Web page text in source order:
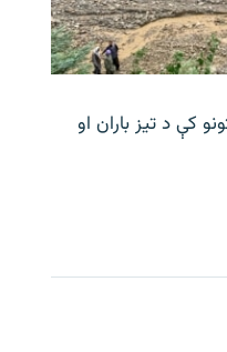
د افغانستان په ۷ولایتونو کې د تیز باران او